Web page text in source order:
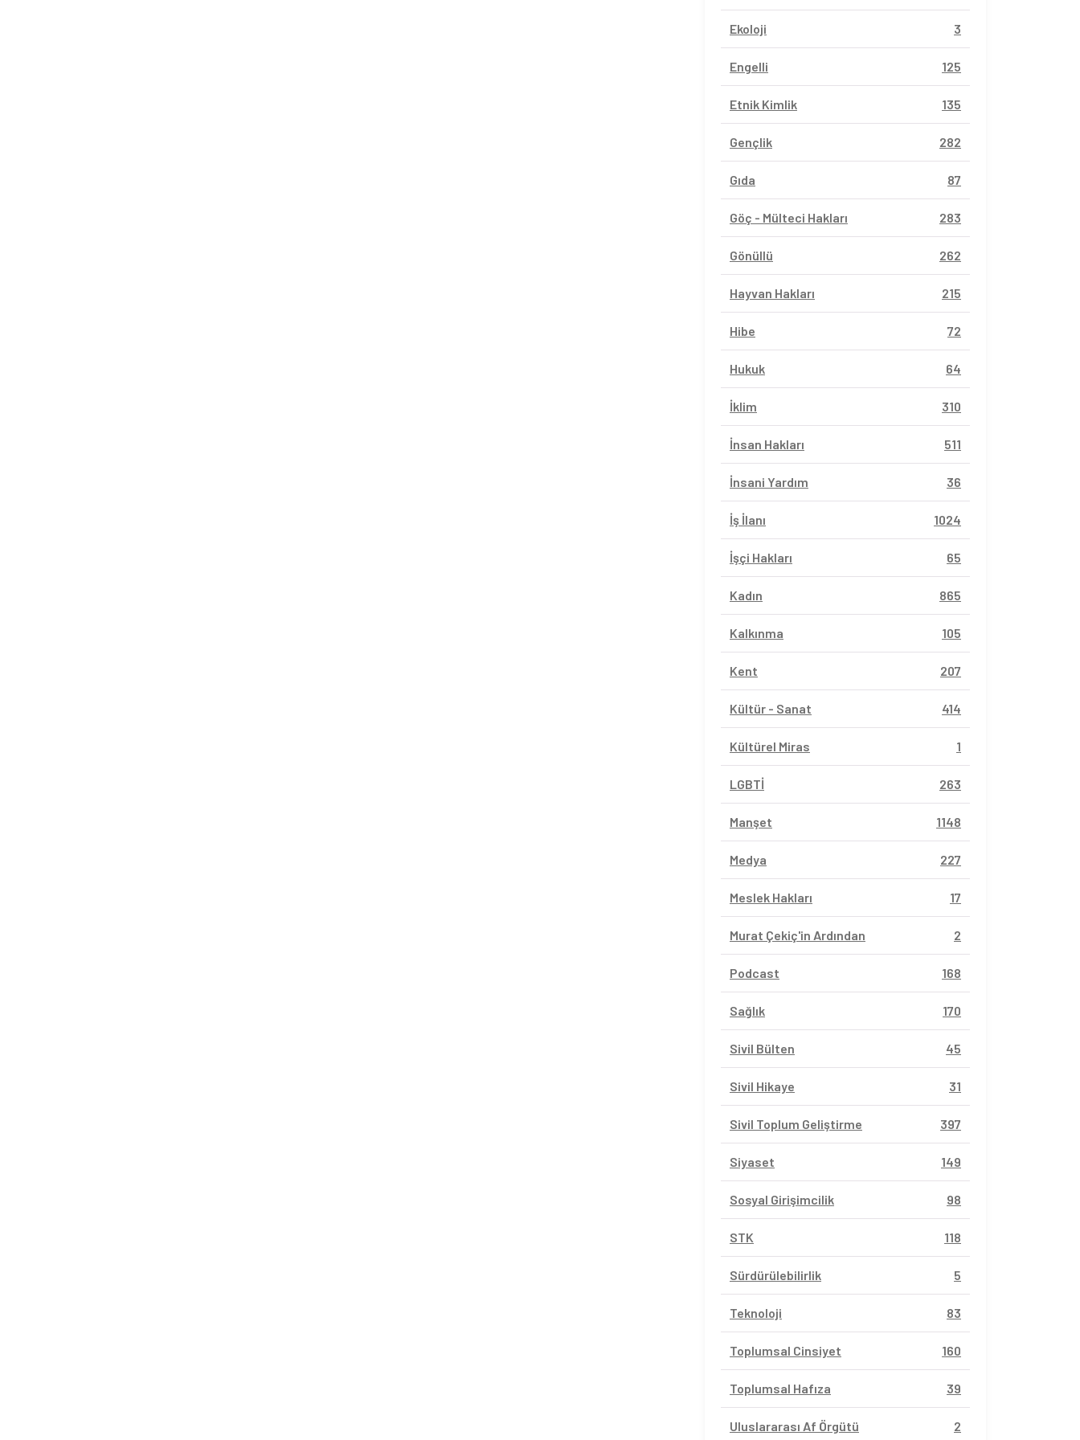
Ekoloji 3
Engelli 125
Etnik Kimlik 135
Gençlik 282
Gıda 87
Göç - Mülteci Hakları 283
Gönüllü 262
Hayvan Hakları 215
Hibe 72
Hukuk 64
İklim 310
İnsan Hakları 511
İnsani Yardım 36
İş İlanı 1024
İşçi Hakları 65
Kadın 865
Kalkınma 105
Kent 207
Kültür - Sanat 414
Kültürel Miras 1
LGBTİ 263
Manşet 1148
Medya 227
Meslek Hakları 17
Murat Çekiç'in Ardından 2
Podcast 168
Sağlık 170
Sivil Bülten 45
Sivil Hikaye 31
Sivil Toplum Geliştirme 397
Siyaset 149
Sosyal Girişimcilik 98
STK 118
Sürdürülebilirlik 5
Teknoloji 83
Toplumsal Cinsiyet 160
Toplumsal Hafıza 39
Uluslararası Af Örgütü 2